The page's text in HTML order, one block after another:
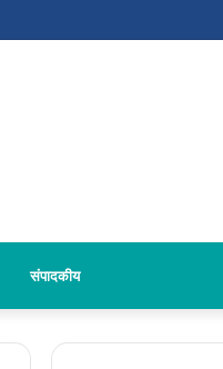
संपादकीय